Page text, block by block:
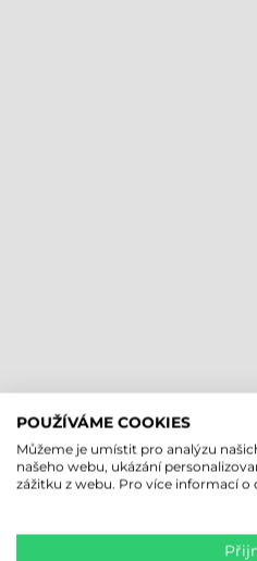
POUŽÍVÁME COOKIES
Můžeme je umístit pro analýzu
našeho webu, ukázání
zážitku z webu. Pro více informací